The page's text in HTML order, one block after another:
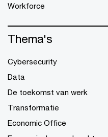
Workforce
Thema's
Cybersecurity
Data
De toekomst van werk
Transformatie
Economic Office